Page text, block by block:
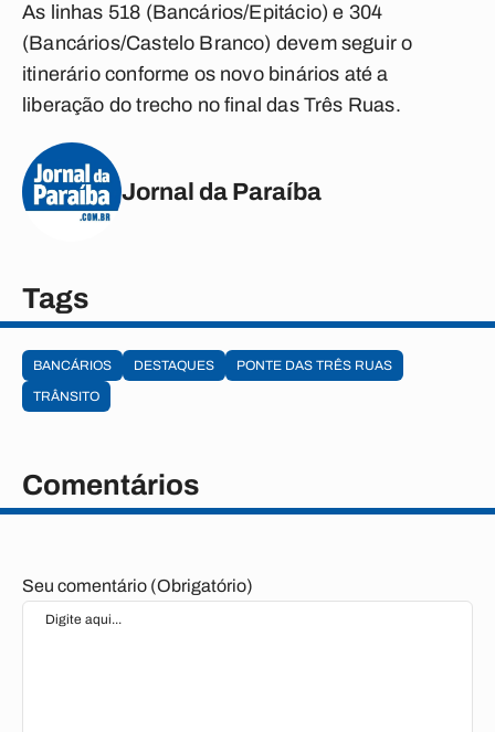
As linhas 518 (Bancários/Epitácio) e 304
(Bancários/Castelo Branco) devem seguir o
itinerário conforme os novo binários até a
liberação do trecho no final das Três Ruas.
Jornal da Paraíba
Tags
BANCÁRIOS DESTAQUES
PONTE DAS TRÊS RUAS
TRÂNSITO
Comentários
Seu comentário (Obrigatório)